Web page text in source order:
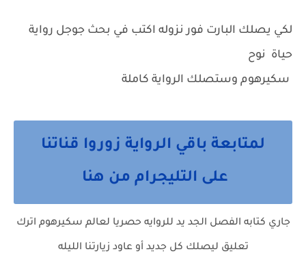
لكي يصلك البارت فور نزوله اكتب في بحث جوجل رواية
حياة نوح
سكيرهوم وستصلك الرواية كاملة
لمتابعة باقي الرواية زوروا قناتنا
على التليجرام من هنا
جاري كتابه الفصل الجد يد للروايه حصريا لعالم سكيرهوم اترك
تعليق ليصلك كل جديد أو عاود زيارتنا الليله